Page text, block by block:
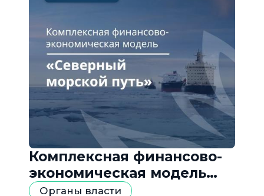
Комплексная финансово-
экономическая модель
«Северный морской путь»
Органы власти